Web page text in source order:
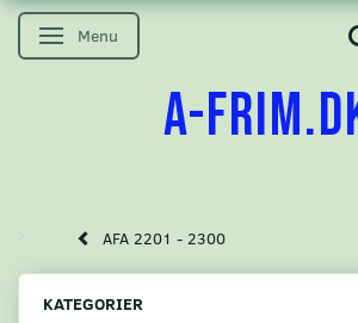
Skifte navigation
Menu
A-
AFA 2201 - 2300
KATEGORIER